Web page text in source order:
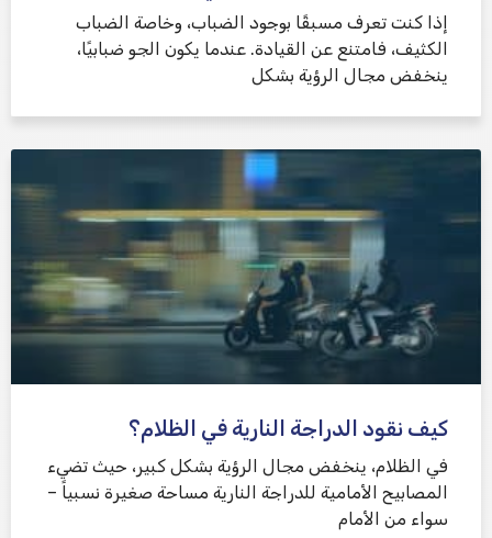
إذا كنت تعرف مسبقًا بوجود الضباب، وخاصة الضباب
الكثيف، فامتنع عن القيادة. عندما يكون الجو ضبابيًا،
ينخفض ​​مجال الرؤية بشكل
كيف نقود الدراجة النارية في الظلام؟
في الظلام، ينخفض ​​مجال الرؤية بشكل كبير، حيث تضيء
المصابيح الأمامية للدراجة النارية مساحة صغيرة نسبياً –
سواء من الأمام